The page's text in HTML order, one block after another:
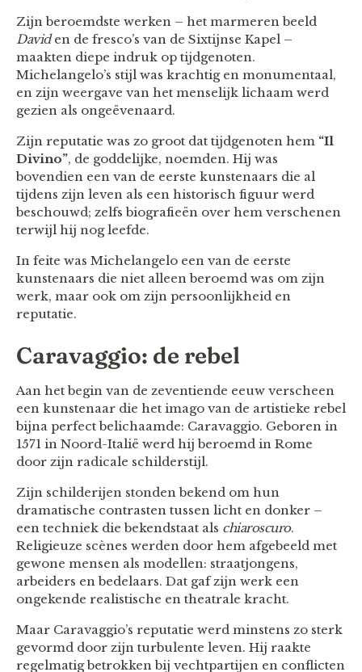
Zijn beroemdste werken – het marmeren beeld
Daviden de fresco’s van de Sixtijnse Kapel –
maakten diepe indruk op tijdgenoten.
Michelangelo’s stijl was krachtig en monumentaal,
en zijn weergave van het menselijk lichaam werd
gezien als ongeëvenaard.
Zijn reputatie was zo groot dat tijdgenoten hem “Il
Divino”, de goddelijke, noemden. Hij was
bovendien een van de eerste kunstenaars die al
tijdens zijn leven als een historisch figuur werd
beschouwd; zelfs biografieën over hem verschenen
terwijl hij nog leefde.
In feite was Michelangelo een van de eerste
kunstenaars die niet alleen beroemd was om zijn
werk, maar ook om zijn persoonlijkheid en
reputatie.
Caravaggio: de rebel
Aan het begin van de zeventiende eeuw verscheen
een kunstenaar die het imago van de artistieke rebel
bijna perfect belichaamde: Caravaggio. Geboren in
1571 in Noord-Italië werd hij beroemd in Rome
door zijn radicale schilderstijl.
Zijn schilderijen stonden bekend om hun
dramatische contrasten tussen licht en donker –
een techniek die bekendstaat als chiaroscuro.
Religieuze scènes werden door hem afgebeeld met
gewone mensen als modellen: straatjongens,
arbeiders en bedelaars. Dat gaf zijn werk een
ongekende realistische en theatrale kracht.
Maar Caravaggio’s reputatie werd minstens zo sterk
gevormd door zijn turbulente leven. Hij raakte
regelmatig betrokken bij vechtpartijen en conflicten